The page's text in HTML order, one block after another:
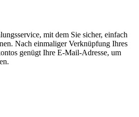
mit dem Sie sicher, einfach
Nach einmaliger Verknüpfung Ihres
genügt Ihre E-Mail-Adresse, um